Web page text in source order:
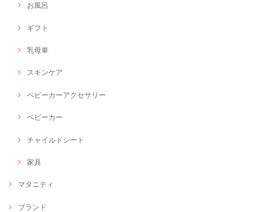
お風呂
ギフト
乳母車
スキンケア
ベビーカーアクセサリー
ベビーカー
チャイルドシート
家具
マタニティ
ブランド